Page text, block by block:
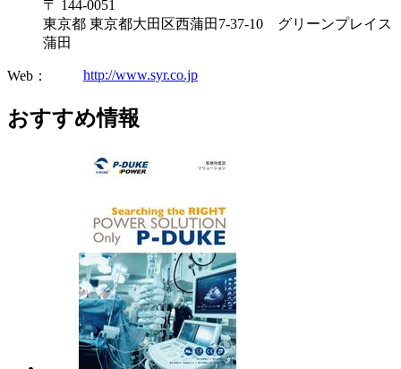
〒 144-0051
東京都 東京都大田区西蒲田7-37-10 グリーンプレイス
蒲田
Web： http://www.syr.co.jp
おすすめ情報